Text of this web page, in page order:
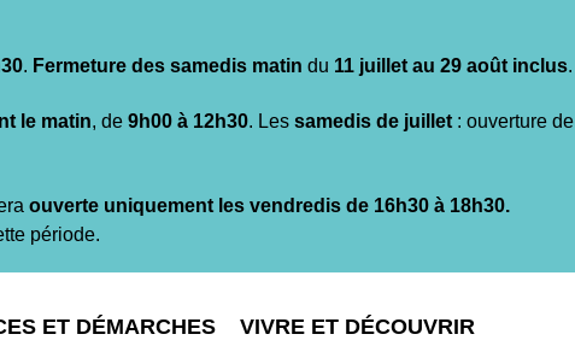
. Fermeture des samedis matin du 11 juillet au 29 août inclus.
le matin, de 9h00 à 12h30. Les samedis de juillet : ouverture de
ouverte uniquement les vendredis de 16h30 à 18h30.
période.
ET DÉMARCHES VIVRE ET DÉCOUVRIR